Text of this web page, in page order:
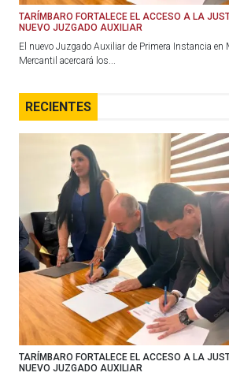
TARÍMBARO FORTALECE EL ACCESO A LA
NUEVO JUZGADO AUXILIAR
El nuevo Juzgado Auxiliar de Primera Instancia
Mercantil acercará los...
RECIENTES
TARÍMBARO FORTALECE EL ACCESO A LA
NUEVO JUZGADO AUXILIAR